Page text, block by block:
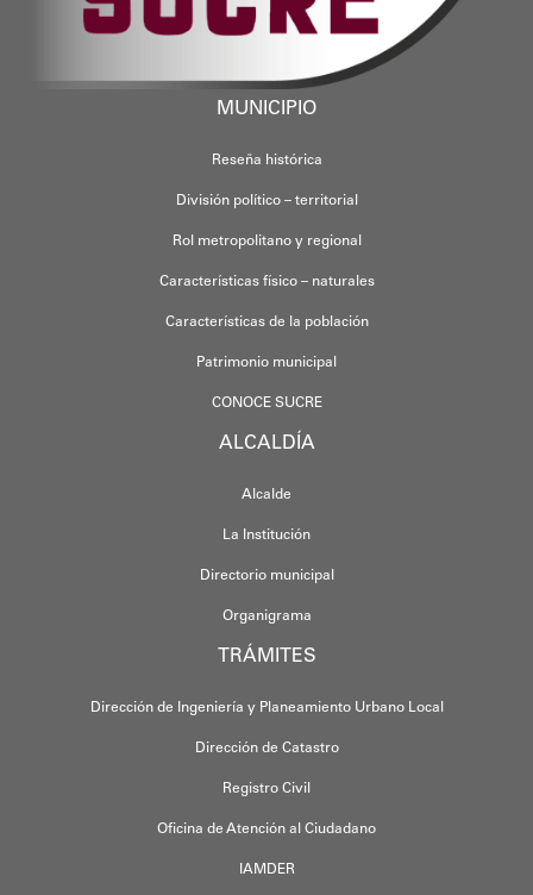
MUNICIPIO
Reseña histórica
División político – territorial
Rol metropolitano y regional
Características físico – naturales
Características de la población
Patrimonio municipal
CONOCE SUCRE
ALCALDÍA
Alcalde
La Institución
Directorio municipal
Organigrama
TRÁMITES
Dirección de Ingeniería y Planeamiento Urbano Local
Dirección de Catastro
Registro Civil
Oficina de Atención al Ciudadano
IAMDER